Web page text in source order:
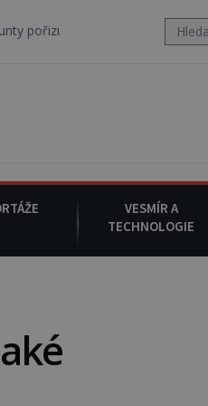
na kterém před jeho vozem
VESMÍR A
TECHNOLOGIE